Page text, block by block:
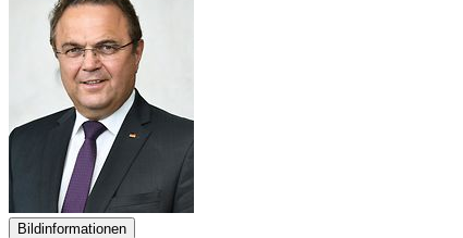
Bildinformationen